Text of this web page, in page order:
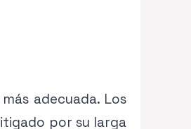
adecuada. Los
por su larga